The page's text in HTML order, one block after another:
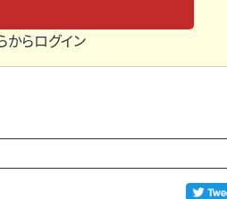
からログイン